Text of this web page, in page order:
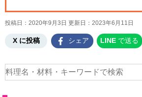
投稿日：2020年9月3日 更新日： 2023年6月11日
X に投稿 シェア LINE で送る